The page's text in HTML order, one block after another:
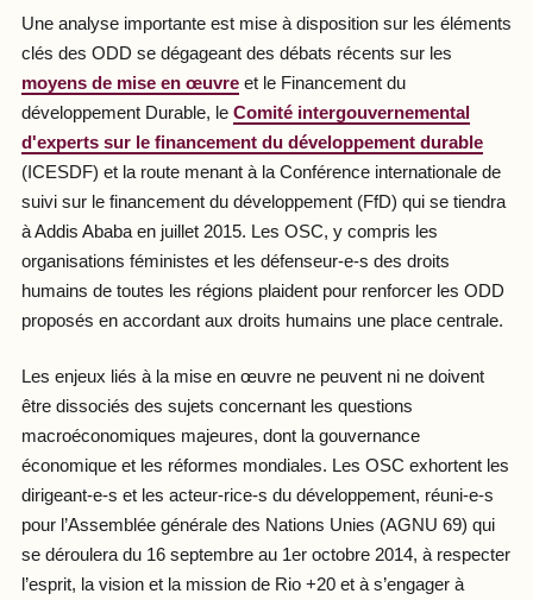
Une analyse importante est mise à disposition sur les éléments
clés des ODD se dégageant des débats récents sur les
moyens de mise en œuvreet le Financement du
développement Durable, le Comité intergouvernemental
d'experts sur le financement du développement durable
(ICESDF) et la route menant à la Conférence internationale de
suivi sur le financement du développement (FfD) qui se tiendra
à Addis Ababa en juillet 2015. Les OSC, y compris les
organisations féministes et les défenseur-e-s des droits
humains de toutes les régions plaident pour renforcer les ODD
proposés en accordant aux droits humains une place centrale.
Les enjeux liés à la mise en œuvre ne peuvent ni ne doivent
être dissociés des sujets concernant les questions
macroéconomiques majeures, dont la gouvernance
économique et les réformes mondiales. Les OSC exhortent les
dirigeant-e-s et les acteur-rice-s du développement, réuni-e-s
pour l’Assemblée générale des Nations Unies (AGNU 69) qui
se déroulera du 16 septembre au 1er octobre 2014, à respecter
l’esprit, la vision et la mission de Rio +20 et à s’engager à